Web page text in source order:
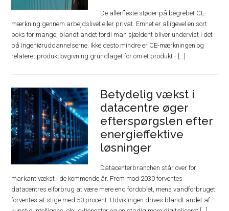
De allerfleste støder på begrebet CE-
mærkning gennem arbejdslivet eller privat. Emnet er alligevel en sort
boks for mange, blandt andet fordi man sjældent bliver undervist i det
på ingeniøruddannelserne. Ikke desto mindre er CE-mærkningen og
relateret produktlovgivning grundlaget for om et produkt - [...]
Betydelig vækst i
datacentre øger
efterspørgslen efter
energieffektive
løsninger
Datacenterbranchen står over for
markant vækst i de kommende år. Frem mod 2030 forventes
datacentres elforbrug at være mere end fordoblet, mens vandforbruget
forventes at stige med 50 procent. Udviklingen drives blandt andet af